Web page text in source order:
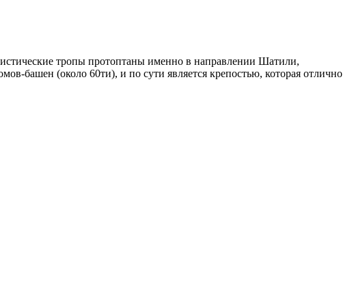
тропы протоптаны именно в направлении Шатили,
башен (около 60ти), и по сути является крепостью, которая отлично